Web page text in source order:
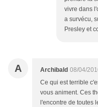
vivre dans
a survécu,
Presley et
A Archibald 08/04/
Ce qui est terrible
vous animent. Ces
l'encontre de toutes